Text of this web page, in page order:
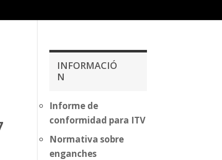
INFORMACIÓ
N
Informe de
conformidad para ITV
Normativa sobre
enganches